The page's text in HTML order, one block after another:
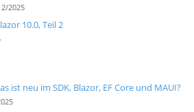
2025
10.0, Teil 2
ist neu im SDK, Blazor, EF Core und MAUI?